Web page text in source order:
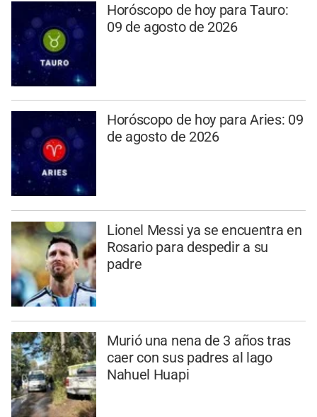
Horóscopo de hoy para Tauro:
09 de agosto de 2026
Horóscopo de hoy para Aries: 09
de agosto de 2026
Lionel Messi ya se encuentra en
Rosario para despedir a su
padre
Murió una nena de 3 años tras
caer con sus padres al lago
Nahuel Huapi